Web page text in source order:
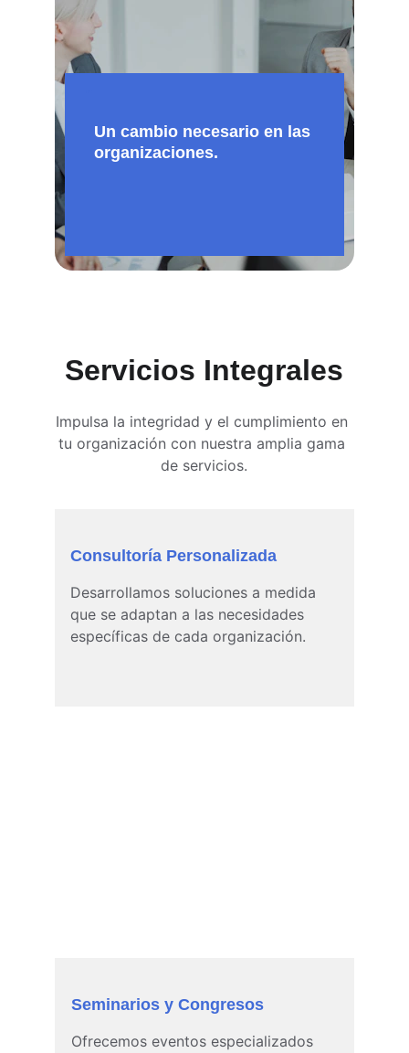
Un cambio necesario en las
organizaciones.
Servicios Integrales
Impulsa la integridad y el cumplimiento en
tu organización con nuestra amplia gama
de servicios.
Seminarios y Congresos
Ofrecemos eventos especializados
Consultoría Personalizada
Desarrollamos soluciones a medida
que se adaptan a las necesidades
específicas de cada organización.